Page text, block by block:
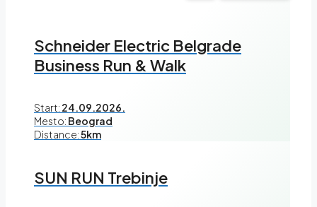
Schneider Electric Belgrade
Business Run & Walk
Start: 24.09.2026.
Mesto: Beograd
Distance:5km
SUN RUN Trebinje